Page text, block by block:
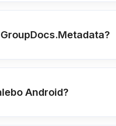
Android?